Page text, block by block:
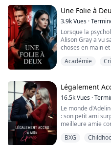
vacances. Le
l'a amenée chez
notre lit...
Le cœur brisé, je
Une Folie à
3.9kVues ·
Lorsque la
Alison Gray a vu
choses en main
En
Le célèbre
arrogant. Alors qu...
Académie
Légalement
16.5kVues ·
Le monde
: son petit ami
meilleure amie
BXG